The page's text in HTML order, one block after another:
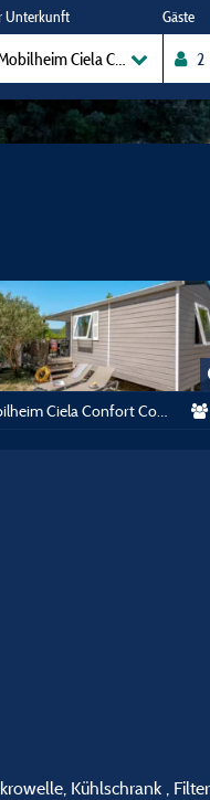
Unterkunft
Mobilheim
Gäste
Mobilheim Ciela Confort Compact - 2 Schlafzimmer
Kühlschrank ,